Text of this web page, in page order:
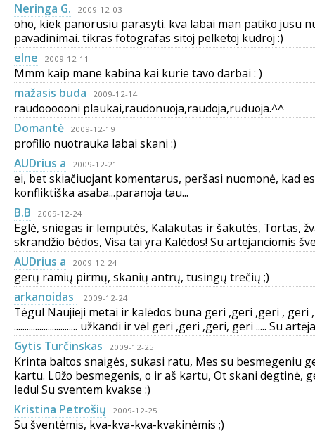
Neringa G.
2009-12-03
oho, kiek panorusiu parasyti. kva labai man patiko jusu
pavadinimai. tikras fotografas sitoj pelketoj kudroj :)
elne
2009-12-11
Mmm kaip mane kabina kai kurie tavo darbai : )
mažasis buda
2009-12-14
raudoooooni plaukai,raudonuoja,raudoja,ruduoja.^^
Domantė
2009-12-19
profilio nuotrauka labai skani :)
AUDrius a
2009-12-21
ei, bet skiačiuojant komentarus, peršasi nuomonė, kad
konfliktiška asaba...paranoja tau...
B.B
2009-12-24
Eglė, sniegas ir lemputės, Kalakutas ir šakutės, Tortas,
skrandžio bėdos, Visa tai yra Kalėdos! Su artejanciomis
AUDrius a
2009-12-24
gerų ramių pirmų, skanių antrų, tusingų trečių ;)
arkanoidas
2009-12-24
Tėgul Naujieji metai ir kalėdos buna geri ,geri ,geri , geri
.............................. užkandi ir vėl geri ,geri ,geri, geri ..... Su
Gytis Turčinskas
2009-12-25
Krinta baltos snaigės, sukasi ratu, Mes su besmegeniu
kartu. Lūžo besmegenis, o ir aš kartu, Ot skani degtinė,
ledu! Su sventem kvakse :)
Kristina Petrošių
2009-12-25
Su šventėmis, kva-kva-kva-kvakinėmis ;)